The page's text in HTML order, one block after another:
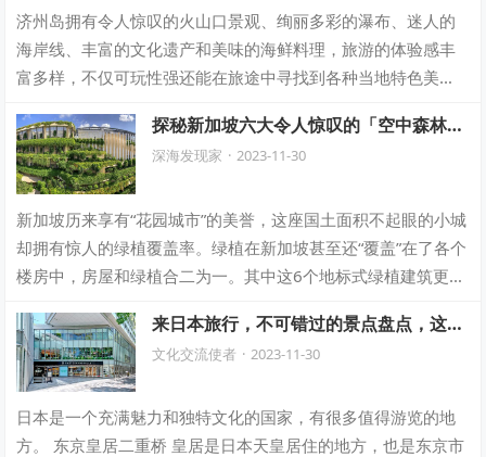
济州岛拥有令人惊叹的火山口景观、绚丽多彩的瀑布、迷人的
海岸线、丰富的文化遗产和美味的海鲜料理，旅游的体验感丰
富多样，不仅可玩性强还能在旅途中寻找到各种当地特色美
探秘新加坡六大令人惊叹的「空中森林」
建筑，你心目中最喜欢的是哪一座？打卡
奇幻之旅！
深海发现家 · 2023-11-30
新加坡历来享有“花园城市”的美誉，这座国土面积不起眼的小城
却拥有惊人的绿植覆盖率。绿植在新加坡甚至还“覆盖”在了各个
楼房中，房屋和绿植合二为一。其中这6个地标式绿植建筑更是
来日本旅行，不可错过的景点盘点，这些
美丽胜地你亲临过吗？
文化交流使者 · 2023-11-30
日本是一个充满魅力和独特文化的国家，有很多值得游览的地
方。 东京皇居二重桥 皇居是日本天皇居住的地方，也是东京市